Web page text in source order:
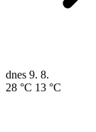
dnes 9. 8.
28 °C 13 °C